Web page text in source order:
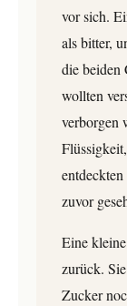
vor sich.
als bitter,
die beiden
wollten
verborgen
zuvor
Eine
zurück.
Zucker